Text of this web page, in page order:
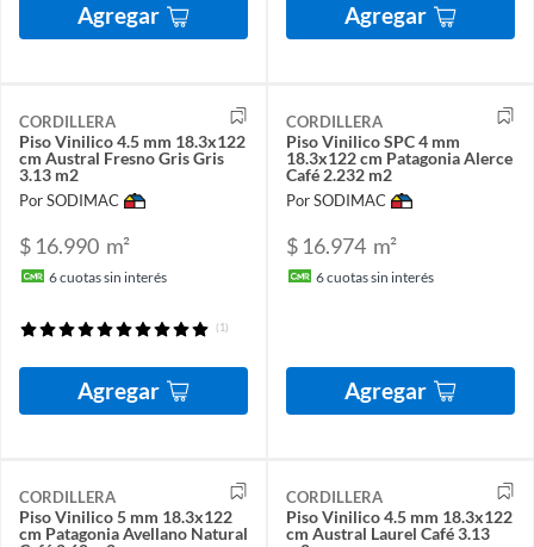
Agregar Agregar
CORDILLERA
Piso Vinilico 4.5 mm 18.3x122
cm Austral Fresno Gris Gris
3.13 m2
Por SODIMAC
$ 16.990 m²
6cuotas sin interés
(1)
Agregar
CORDILLERA
Piso Vinilico SPC 4 mm
18.3x122 cm Patagonia Alerce
Café 2.232 m2
Por SODIMAC
$ 16.974 m²
6cuotas sin interés
Agregar
CORDILLERA
Piso Vinilico 5 mm 18.3x122
cm Patagonia Avellano Natural
CORDILLERA
Piso Vinilico 4.5 mm 18.3x122
cm Austral Laurel Café 3.13